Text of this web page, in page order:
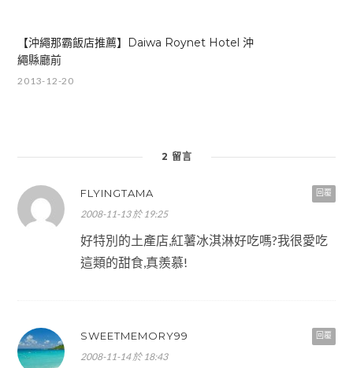
【沖繩那霸飯店推薦】Daiwa Roynet Hotel 沖
繩縣廳前
2013-12-20
2 留言
回覆
FLYINGTAMA
2008-11-13 於 19:25
好特別的土產店,紅薯冰淇淋好吃嗎?我很愛吃
這類的甜食,真羨慕!
回覆
SWEETMEMORY99
2008-11-14 於 18:43